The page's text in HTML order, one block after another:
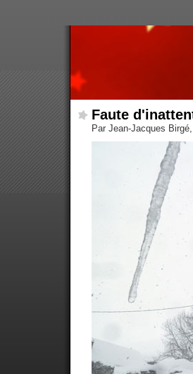
Faute
Par Jean-Jacques